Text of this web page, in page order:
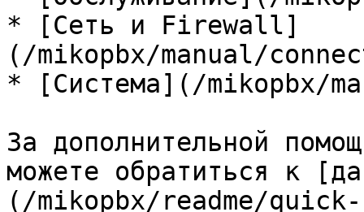
* [Сеть и Firewall]
(/mikopbx/manual/
* [Система](/mikopbx/
За дополнительной
можете обратиться к
(/mikopbx/readme/